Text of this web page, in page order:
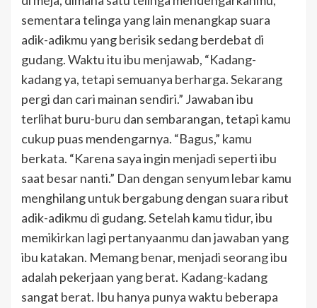
sementara telinga yang lain menangkap suara
adik-adikmu yang berisik sedang berdebat di
gudang. Waktu itu ibu menjawab, “Kadang-
kadang ya, tetapi semuanya berharga. Sekarang
pergi dan cari mainan sendiri.” Jawaban ibu
terlihat buru-buru dan sembarangan, tetapi kamu
cukup puas mendengarnya. “Bagus,” kamu
berkata. “Karena saya ingin menjadi seperti ibu
saat besar nanti.” Dan dengan senyum lebar kamu
menghilang untuk bergabung dengan suara ribut
adik-adikmu di gudang. Setelah kamu tidur, ibu
memikirkan lagi pertanyaanmu dan jawaban yang
ibu katakan. Memang benar, menjadi seorang ibu
adalah pekerjaan yang berat. Kadang-kadang
sangat berat. Ibu hanya punya waktu beberapa